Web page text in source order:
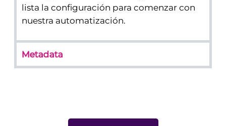
lista la configuración para comenzar con
nuestra automatización.
Metadata